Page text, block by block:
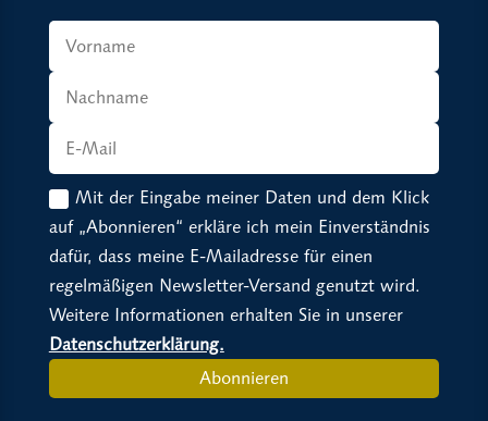
Mit der Eingabe meiner Daten und dem Klick
auf „Abonnieren“ erkläre ich mein Einverständnis
dafür, dass meine E-Mailadresse für einen
regelmäßigen Newsletter-Versand genutzt wird.
Weitere Informationen erhalten Sie in unserer
Datenschutzerklärung.
Abonnieren